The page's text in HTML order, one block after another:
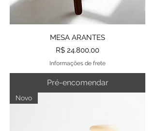
MESA ARANTES
Preço
R$ 24.800,00
Informações de frete
Pré-encomendar
Novo